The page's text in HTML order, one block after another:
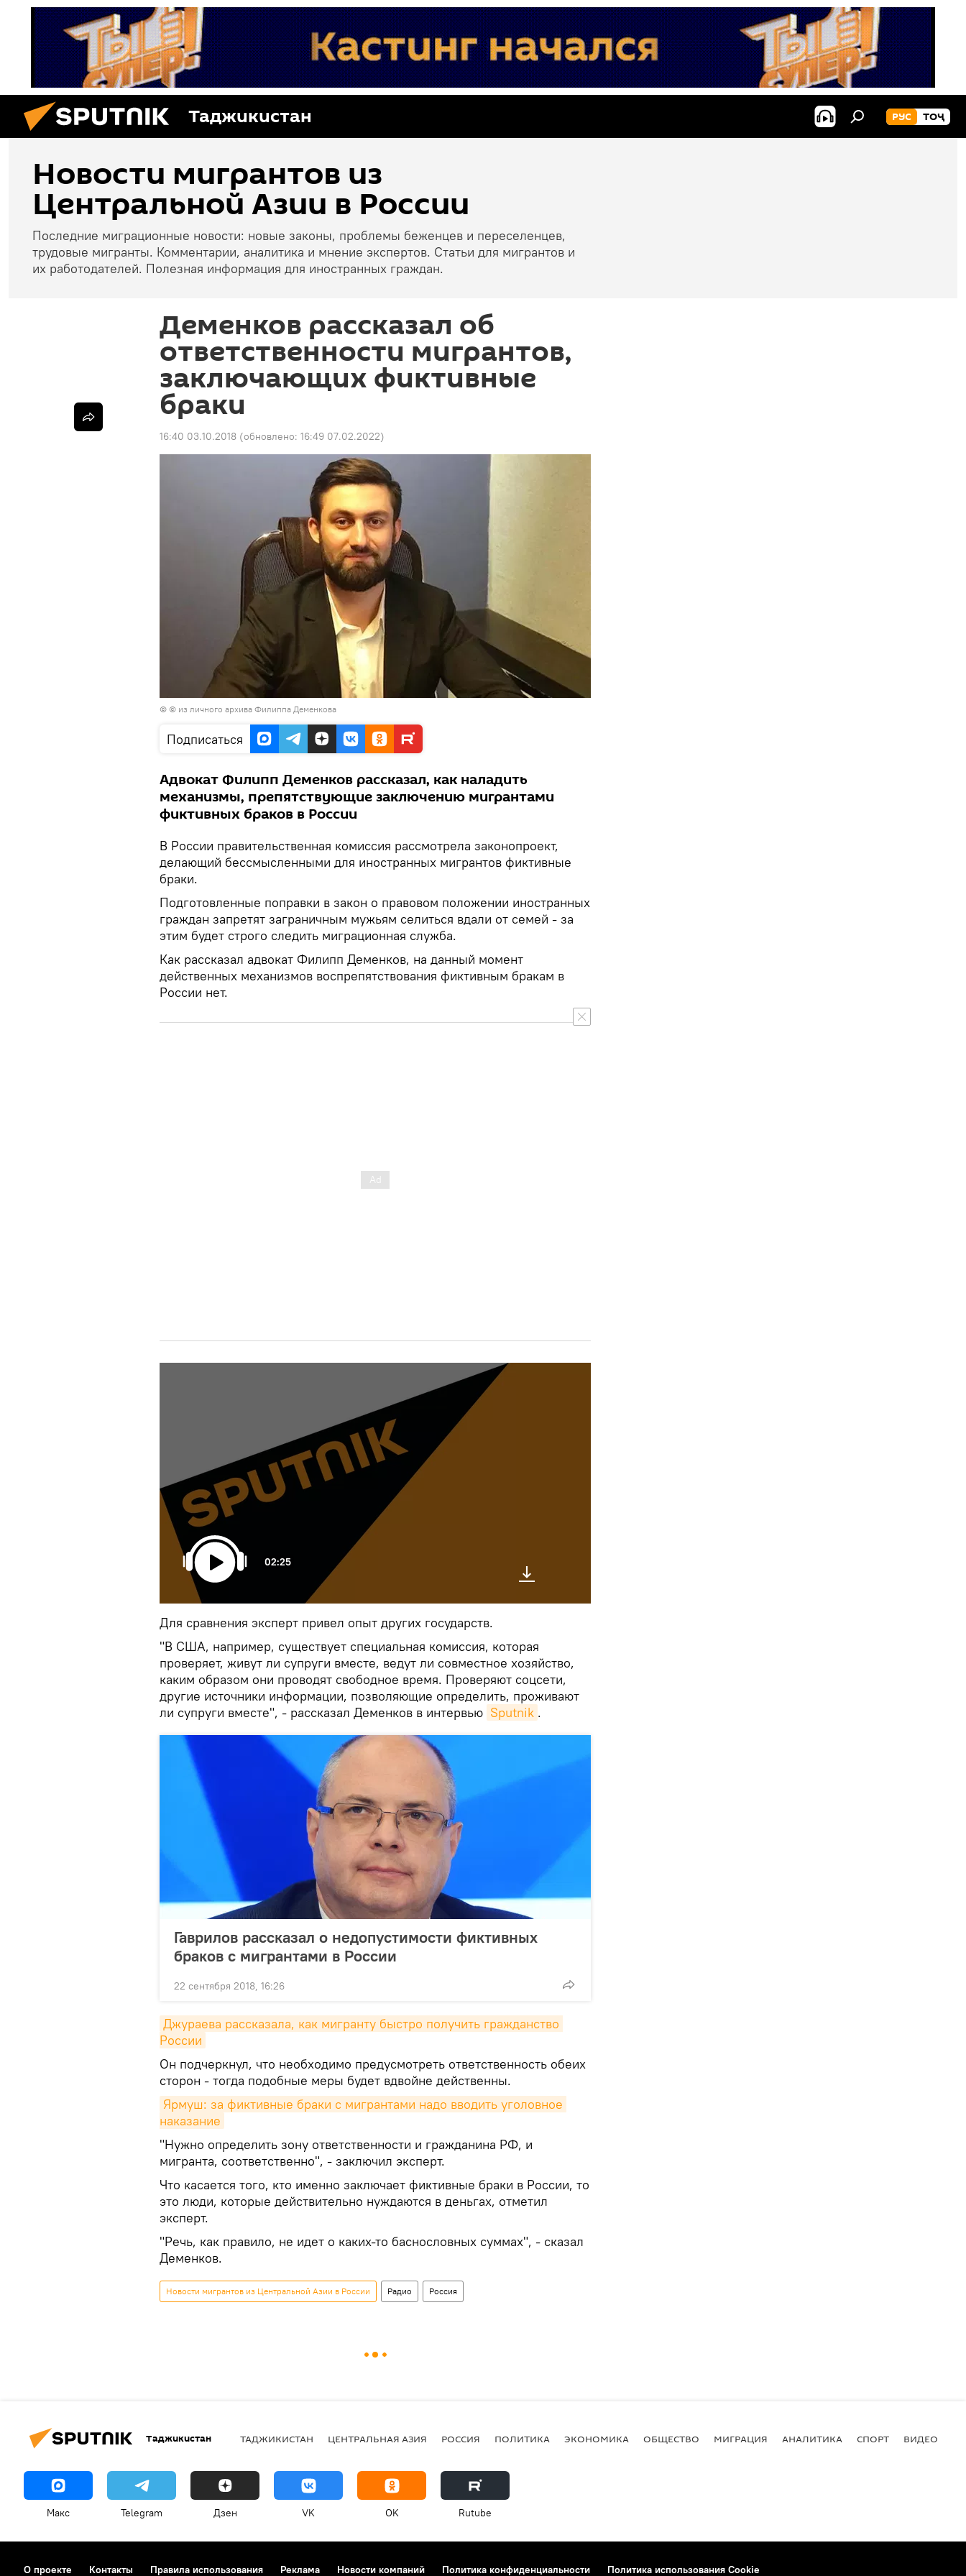
Таджикистан РУС ТОҶ
Новости мигрантов из
Центральной Азии в России
Последние миграционные новости: новые законы, проблемы беженцев и переселенцев,
трудовые мигранты. Комментарии, аналитика и мнение экспертов. Статьи для мигрантов и
их работодателей. Полезная информация для иностранных граждан.
Деменков рассказал об
ответственности мигрантов,
заключающих фиктивные
браки
16:40 03.10.2018 (обновлено: 16:49 07.02.2022)
© © из личного архива Филиппа Деменкова
Подписаться
Адвокат Филипп Деменков рассказал, как наладить
механизмы, препятствующие заключению мигрантами
фиктивных браков в России
В России правительственная комиссия рассмотрела законопроект,
делающий бессмысленными для иностранных мигрантов фиктивные
браки.
Подготовленные поправки в закон о правовом положении иностранных
граждан запретят заграничным мужьям селиться вдали от семей - за
этим будет строго следить миграционная служба.
Как рассказал адвокат Филипп Деменков, на данный момент
действенных механизмов воспрепятствования фиктивным бракам в
России нет.
02:25
Для сравнения эксперт привел опыт других государств.
"В США, например, существует специальная комиссия, которая
проверяет, живут ли супруги вместе, ведут ли совместное хозяйство,
каким образом они проводят свободное время. Проверяют соцсети,
другие источники информации, позволяющие определить, проживают
ли супруги вместе", - рассказал Деменков в интервью Sputnik .
Гаврилов рассказал о недопустимости фиктивных
браков с мигрантами в России
22 сентября 2018, 16:26
Джураева рассказала, как мигранту быстро получить гражданство
России
Он подчеркнул, что необходимо предусмотреть ответственность обеих
сторон - тогда подобные меры будет вдвойне действенны.
Ярмуш: за фиктивные браки с мигрантами надо вводить уголовное
наказание
"Нужно определить зону ответственности и гражданина РФ, и
мигранта, соответственно", - заключил эксперт.
Что касается того, кто именно заключает фиктивные браки в России, то
это люди, которые действительно нуждаются в деньгах, отметил
эксперт.
"Речь, как правило, не идет о каких-то баснословных суммах", - сказал
Деменков.
Новости мигрантов из Центральной Азии в России Радио Россия
Таджикистан ТАДЖИКИСТАН ЦЕНТРАЛЬНАЯ АЗИЯ РОССИЯ ПОЛИТИКА ЭКОНОМИКА ОБЩЕСТВО МИГРАЦИЯ АНАЛИТИКА СПОРТ ВИДЕО
Макс Telegram Дзен VK OK Rutube
О проекте Контакты Правила использования Реклама Новости компаний Политика конфиденциальности Политика использования Cookie